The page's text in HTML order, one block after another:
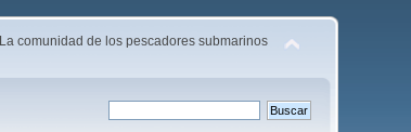
La comunidad de los pescadores submarinos